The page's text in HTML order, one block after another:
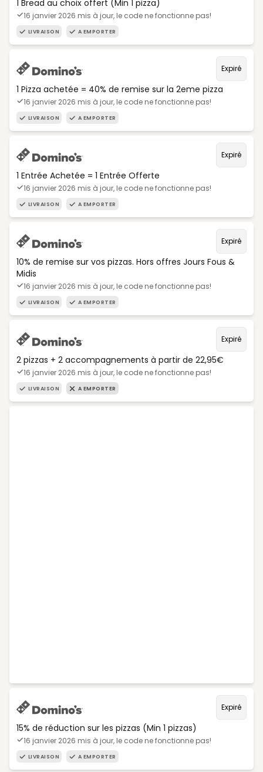
1 Bread au choix offert (Min 1 pizza)
16 janvier 2026 mis à jour, le code ne fonctionne pas!
LIVRAISON A EMPORTER
Expiré
1 Pizza achetée = 40% de remise sur la 2eme pizza
16 janvier 2026 mis à jour, le code ne fonctionne pas!
LIVRAISON A EMPORTER
Expiré
1 Entrée Achetée = 1 Entrée Offerte
16 janvier 2026 mis à jour, le code ne fonctionne pas!
LIVRAISON A EMPORTER
Expiré
10% de remise sur vos pizzas. Hors offres Jours Fous &
Midis
16 janvier 2026 mis à jour, le code ne fonctionne pas!
LIVRAISON A EMPORTER
Expiré
2 pizzas + 2 accompagnements à partir de 22,95€
16 janvier 2026 mis à jour, le code ne fonctionne pas!
LIVRAISON A EMPORTER
Expiré
15% de réduction sur les pizzas (Min 1 pizzas)
16 janvier 2026 mis à jour, le code ne fonctionne pas!
LIVRAISON A EMPORTER